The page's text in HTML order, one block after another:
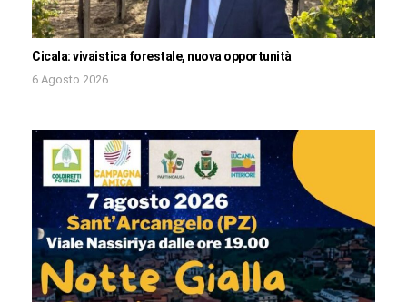
Cicala: vivaistica forestale, nuova opportunità
6 Agosto 2026